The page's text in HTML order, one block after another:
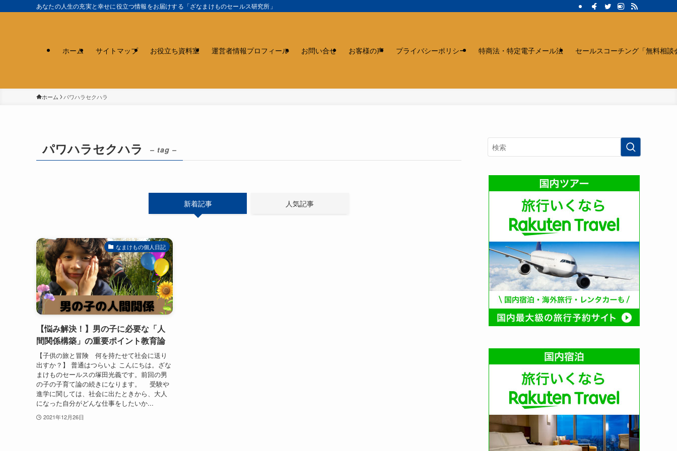
あなたの人生の充実と幸せに役立つ情報をお届けする「ざなまけものセールス研究所」
ホーム サイトマップ お役立ち資料室 運営者情報プロフィール お問い合せ お客様の声 プライバシーポリシー 特商法・特定電子メール法 セールスコーチング「無料相談
ホーム パワハラセクハラ
パワハラセクハラ – tag –
新着記事 人気記事
なまけもの個人日記
【悩み解決！】男の子に必要な「人
間関係構築」の重要ポイント教育論
【子供の旅と冒険 何を持たせて社会に送り
出すか？】 普通はつらいよ こんにちは。ざな
まけものセールスの塚田光義です。前回の男
の子の子育て論の続きになります。 受験や
進学に関しては、社会に出たときから、大人
になった自分がどんな仕事をしたいか...
2021年12月26日